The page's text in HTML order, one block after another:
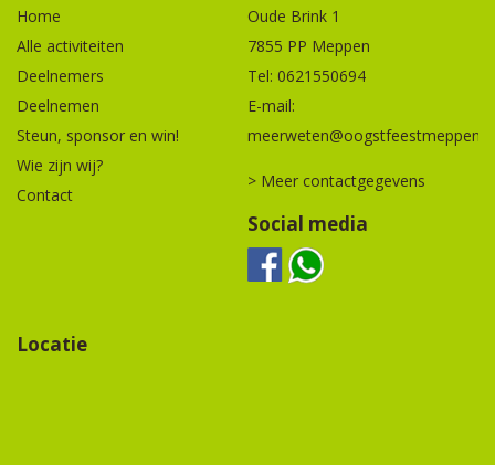
Home
Alle activiteiten
Deelnemers
Deelnemen
Steun, sponsor en win!
Wie zijn wij?
Contact
Oude Brink 1
7855 PP Meppen
Tel: 0621550694
E-mail:
meerweten@oogstfeestmeppen.nl
> Meer contactgegevens
Social media
Locatie